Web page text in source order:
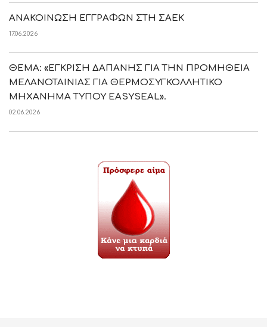
ΑΝΑΚΟΙΝΩΣΗ ΕΓΓΡΑΦΩΝ ΣΤΗ ΣΑΕΚ
17.06.2026
ΘΕΜΑ: «ΕΓΚΡΙΣΗ ΔΑΠΑΝΗΣ ΓΙΑ ΤΗΝ ΠΡΟΜΗΘΕΙΑ
ΜΕΛΑΝΟΤΑΙΝΙΑΣ ΓΙΑ ΘΕΡΜΟΣΥΓΚΟΛΛΗΤΙΚΟ
ΜΗΧΑΝΗΜΑ ΤΥΠΟΥ EASYSEAL».
02.06.2026